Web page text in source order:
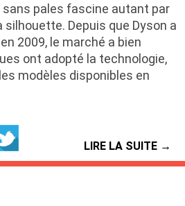
pales fascine autant par
silhouette. Depuis que Dyson a
2009, le marché a bien
ont adopté la technologie,
modèles disponibles en
LIRE LA SUITE →